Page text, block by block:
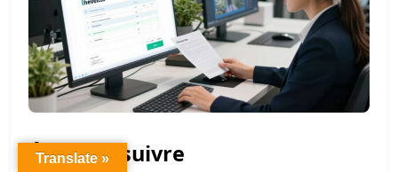
Étapes à suivre
Translate »